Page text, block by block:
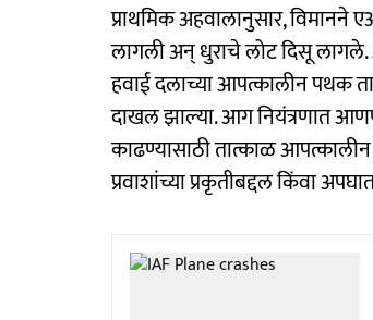
प्राथमिक अहवालानुसार, विमानने
लागली अन् धुराचे लोट दिसू
हवाई दलाच्या आपत्कालीन पथक
दाखल झाल्या. आग नियंत्रणात
काढण्यासाठी तात्काळ
प्रवाशांच्या प्रकृतीबद्दल किंवा